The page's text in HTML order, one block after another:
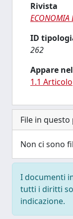
Rivista
ECONOMIA
ID
262
Appare
1.1 Articolo
File in
Non ci sono
I documenti
tutti i diritti
indicazione.